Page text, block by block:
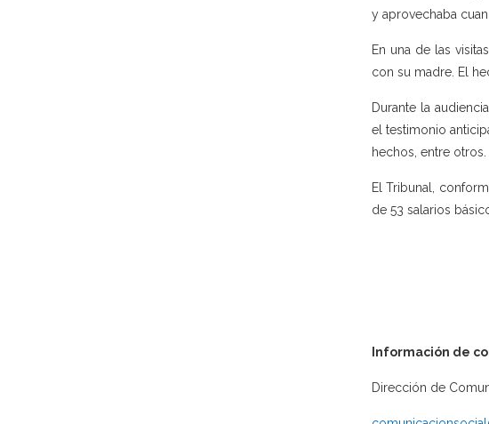
y aprovechaba
En una de las
con su madre. El
Durante la
el testimonio
hechos, entre otros.
El Tribunal,
de 53 salarios
Información de
Dirección de